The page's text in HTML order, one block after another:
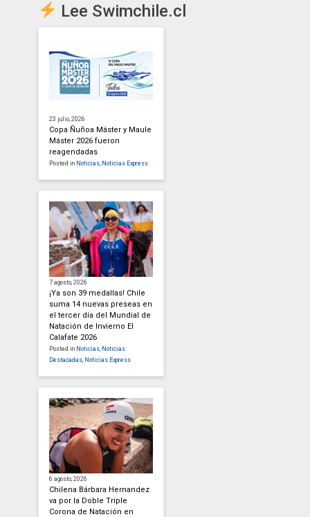
Lee Swimchile.cl
23 julio, 2026
Copa Ñuñoa Máster y Maule
Máster 2026 fueron
reagendadas
Posted in Noticias Noticias Express
7 agosto, 2026
¡Ya son 39 medallas! Chile
suma 14 nuevas preseas en
el tercer día del Mundial de
Natación de Invierno El
Calafate 2026
Posted in Noticias Noticias
Destacadas Noticias Express
6 agosto, 2026
Chilena Bárbara Hernandez
va por la Doble Triple
Corona de Natación en